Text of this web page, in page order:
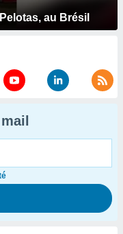
au Brésil